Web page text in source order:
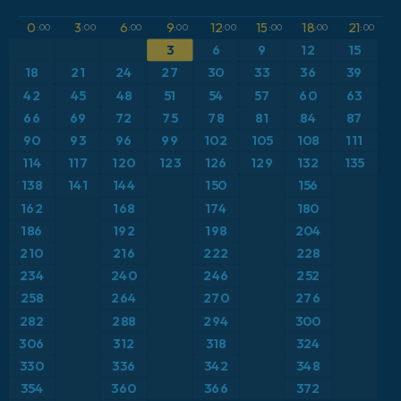
ICON Alemania 2 km
Caribe
Escandinavia
Estados Unidos
Europa
Francia
Grecia
Islandia
Anomalía de temperatura a 2 m
Anomalía de temperatura a 850 hPa
CAPE
Precipitación, nubes y presión
Profundidad de nieve
Punto de rocío a 2 m
Ráfagas de Viento Máximas
Ráfagas de viento
0 :00 3:00 6:00 9:00 12:00 15 :00 18:00 21:00
3 6 9 12
15
18
21 24 27 30 33 36 39
42 45 48 51 54 57 60 63
66 69 72 75 78 81 84
87
90
93 96 99 102 105 108 111
114 117 120 123 126 129 132 135
138 141 144 150
156
162
168 174
180
186
192 198
204
210
216 222 228
234 240 246 252
258 264 270
276
282
288 294
300
306
312 318
324
330
336 342 348
354 360 366 372